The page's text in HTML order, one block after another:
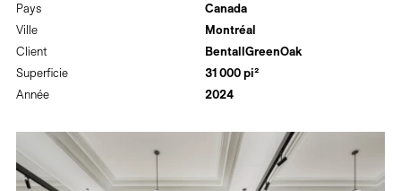
Pays
Canada
Ville
Montréal
Client
BentallGreenOak
Superficie
31 000 pi²
Année
2024